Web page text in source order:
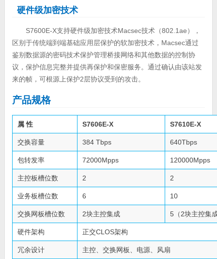
硬件级加密技术
S7600E-X支持硬件级加密技术Macsec技术（802.1ae），
区别于传统端到端基础应用层保护的软加密技术，Macsec通过
鉴别数据源的密码技术保护管理桥接网络和其他数据的控制协
议，保护信息完整并提供再保护和保密服务。通过确认由该站发
来的帧，可根源上保护2层协议受到的攻击。
产品规格
属 性 S7606E-X S7610E-X
交换容量 384 Tbps 640Tbps
包转发率 72000Mpps 120000Mpps
主控板槽位数 2 2
业务板槽位数 6 10
交换网板槽位数 2块主控集成 5（2块主控集
硬件架构 正交CLOS架构
冗余设计 主控、交换网板、电源、风扇